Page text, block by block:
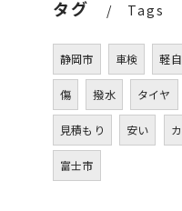
タグ Tags
静岡市 車検 軽
傷 撥水 タイヤ
見積もり 安い
富士市